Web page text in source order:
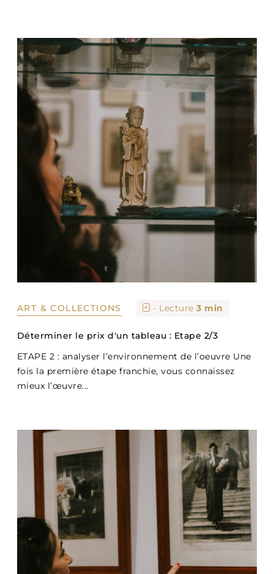
ART & COLLECTIONS - Lecture3 min
Déterminer le prix d'un tableau : Etape 2/3
ETAPE 2 : analyser l’environnement de l’oeuvre Une
fois la première étape franchie, vous connaissez
mieux l’œuvre...